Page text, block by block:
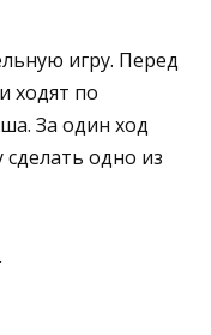
игру. Перед
ходят по
За один ход
одно из